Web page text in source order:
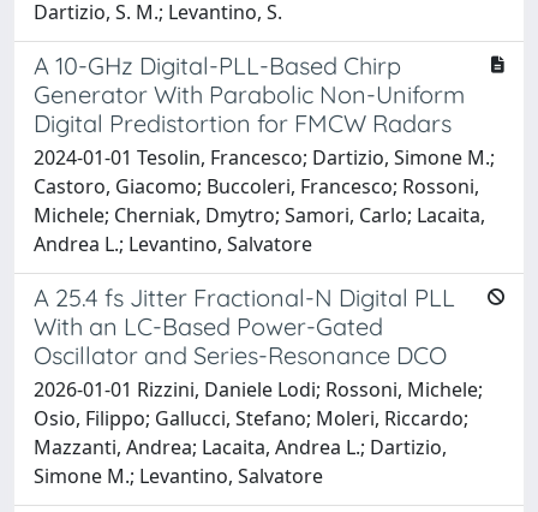
Dartizio, S. M.; Levantino, S.
A 10-GHz Digital-PLL-Based Chirp
Generator With Parabolic Non-Uniform
Digital Predistortion for FMCW Radars
2024-01-01 Tesolin, Francesco; Dartizio, Simone M.;
Castoro, Giacomo; Buccoleri, Francesco; Rossoni,
Michele; Cherniak, Dmytro; Samori, Carlo; Lacaita,
Andrea L.; Levantino, Salvatore
A 25.4 fs Jitter Fractional-N Digital PLL
With an LC-Based Power-Gated
Oscillator and Series-Resonance DCO
2026-01-01 Rizzini, Daniele Lodi; Rossoni, Michele;
Osio, Filippo; Gallucci, Stefano; Moleri, Riccardo;
Mazzanti, Andrea; Lacaita, Andrea L.; Dartizio,
Simone M.; Levantino, Salvatore